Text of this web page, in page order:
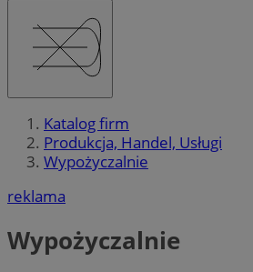
Katalog firm
Produkcja, Handel, Usługi
Wypożyczalnie
reklama
Wypożyczalnie